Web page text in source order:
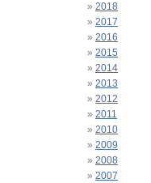
2018
2017
2016
2015
2014
2013
2012
2011
2010
2009
2008
2007